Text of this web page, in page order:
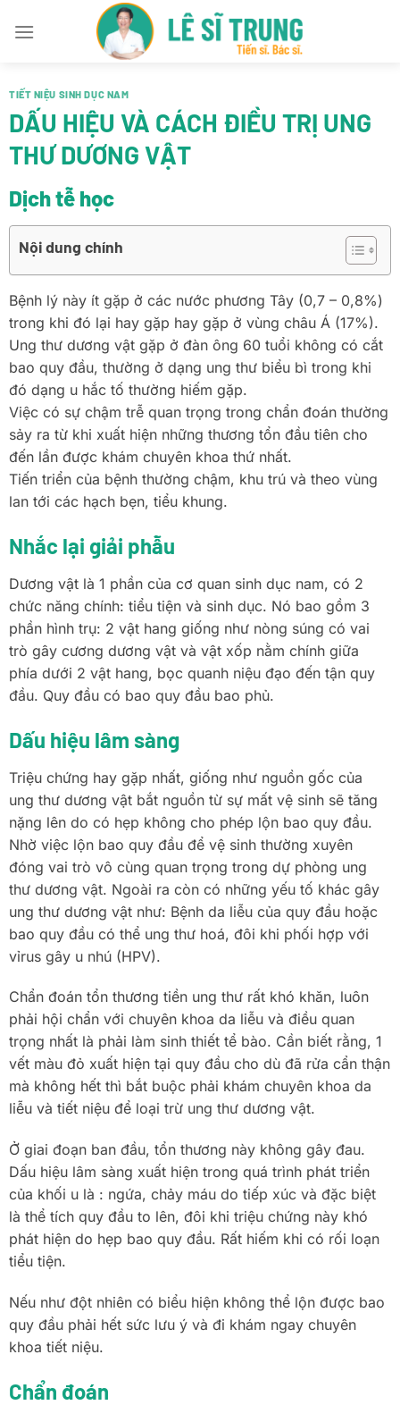
qua
TIẾT NIỆU SINH DỤC NAM
DẤU HIỆU VÀ CÁCH ĐIỀU TRỊ UNG
THƯ DƯƠNG VẬT
Dịch tễ học
Nội dung chính
Bệnh lý này ít gặp ở các nước phương Tây (0,7 – 0,8%)
trong khi đó lại hay gặp hay gặp ở vùng châu Á (17%).
Ung thư dương vật gặp ở đàn ông 60 tuổi không có cắt
bao quy đầu, thường ở dạng ung thư biểu bì trong khi
đó dạng u hắc tố thường hiếm gặp.
Việc có sự chậm trễ quan trọng trong chẩn đoán thường
sảy ra từ khi xuất hiện những thương tổn đầu tiên cho
đến lần được khám chuyên khoa thứ nhất.
Tiến triển của bệnh thường chậm, khu trú và theo vùng
lan tới các hạch bẹn, tiểu khung.
Nhắc lại giải phẫu
Dương vật là 1 phần của cơ quan sinh dục nam, có 2
chức năng chính: tiểu tiện và sinh dục. Nó bao gồm 3
phần hình trụ: 2 vật hang giống như nòng súng có vai
trò gây cương dương vật và vật xốp nằm chính giữa
phía dưới 2 vật hang, bọc quanh niệu đạo đến tận quy
đầu. Quy đầu có bao quy đầu bao phủ.
Dấu hiệu lâm sàng
Triệu chứng hay gặp nhất, giống như nguồn gốc của
ung thư dương vật bắt nguồn từ sự mất vệ sinh sẽ tăng
nặng lên do có hẹp không cho phép lộn bao quy đầu.
Nhờ việc lộn bao quy đầu để vệ sinh thường xuyên
đóng vai trò vô cùng quan trọng trong dự phòng ung
thư dương vật. Ngoài ra còn có những yếu tố khác gây
ung thư dương vật như: Bệnh da liễu của quy đầu hoặc
bao quy đầu có thể ung thư hoá, đôi khi phối hợp với
vỉrus gây u nhú (HPV).
Chẩn đoán tổn thương tiền ung thư rất khó khăn, luôn
phải hội chẩn với chuyên khoa da liễu và điều quan
trọng nhất là phải làm sinh thiết tể bào. Cần biết rằng, 1
vết màu đỏ xuất hiện tại quy đầu cho dù đã rửa cẩn thận
mà không hết thì bắt buộc phải khám chuyên khoa da
liễu và tiết niệu để loại trừ ung thư dương vật.
Ở giai đoạn ban đầu, tổn thương này không gây đau.
Dấu hiệu lâm sàng xuất hiện trong quá trình phát triển
của khối u là : ngứa, chảy máu do tiếp xúc và đặc biệt
là thể tích quy đầu to lên, đôi khi triệu chứng này khó
phát hiện do hẹp bao quy đầu. Rất hiếm khi có rối loạn
tiểu tiện.
Nếu như đột nhiên có biểu hiện không thể lộn được bao
quy đầu phải hết sức lưu ý và đi khám ngay chuyên
khoa tiết niệu.
Chẩn đoán